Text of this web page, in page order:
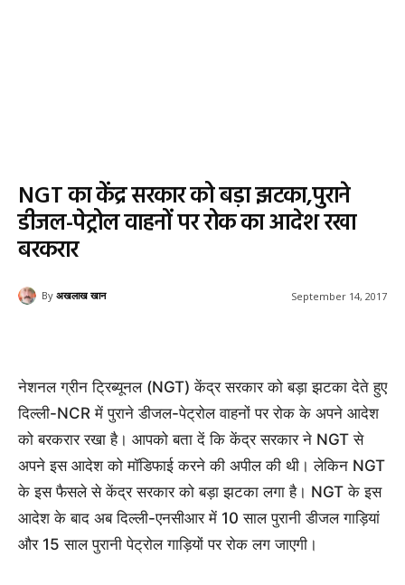
NGT का केंद्र सरकार को बड़ा झटका,पुराने
डीजल-पेट्रोल वाहनों पर रोक का आदेश रखा
बरकरार
By अखलाख खान September 14, 2017
नेशनल ग्रीन ट्रिब्यूनल (NGT) केंद्र सरकार को बड़ा झटका देते हुए
दिल्ली-NCR में पुराने डीजल-पेट्रोल वाहनों पर रोक के अपने आदेश
को बरकरार रखा है। आपको बता दें कि केंद्र सरकार ने NGT से
अपने इस आदेश को मॉडिफाई करने की अपील की थी। लेकिन NGT
के इस फैसले से केंद्र सरकार को बड़ा झटका लगा है। NGT के इस
आदेश के बाद अब दिल्ली-एनसीआर में 10 साल पुरानी डीजल गाड़ियां
और 15 साल पुरानी पेट्रोल गाड़ियों पर रोक लग जाएगी।